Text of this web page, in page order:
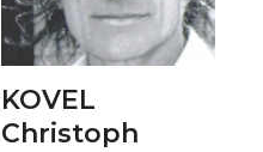
KOVEL
Christoph